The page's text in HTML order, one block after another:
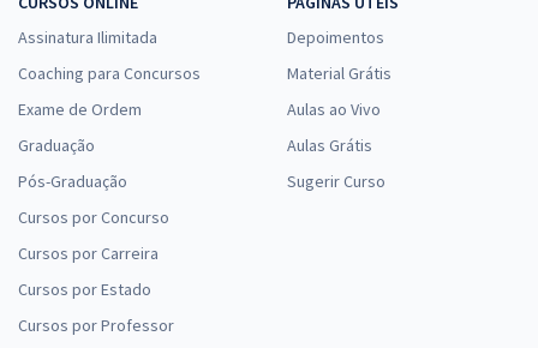
Assinatura Ilimitada
Coaching para Concursos
Exame de Ordem
Graduação
Pós-Graduação
Cursos por Concurso
Cursos por Carreira
Cursos por Estado
Cursos por Professor
Depoimentos
Material Grátis
Aulas ao Vivo
Aulas Grátis
Sugerir Curso